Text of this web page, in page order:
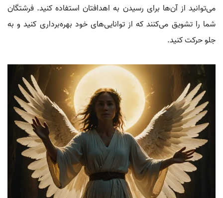
می‌توانید از آن‌ها برای رسیدن به اهدافتان استفاده کنید. فرشتگان
شما را تشویق می‌کنند که از توانایی‌های خود بهره‌برداری کنید و به
جلو حرکت کنید.